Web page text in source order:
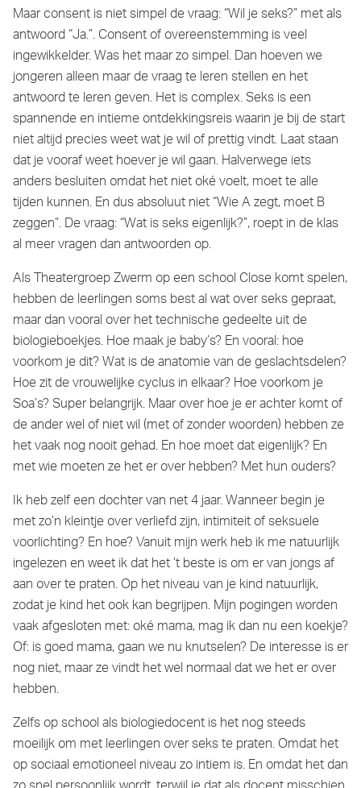
Maar consent is niet simpel de vraag: “Wil je seks?” met als
antwoord “Ja.”. Consent of overeenstemming is veel
ingewikkelder. Was het maar zo simpel. Dan hoeven we
jongeren alleen maar de vraag te leren stellen en het
antwoord te leren geven. Het is complex. Seks is een
spannende en intieme ontdekkingsreis waarin je bij de start
niet altijd precies weet wat je wil of prettig vindt. Laat staan
dat je vooraf weet hoever je wil gaan. Halverwege iets
anders besluiten omdat het niet oké voelt, moet te alle
tijden kunnen. En dus absoluut niet “Wie A zegt, moet B
zeggen”. De vraag: “Wat is seks eigenlijk?”, roept in de klas
al meer vragen dan antwoorden op.
Als Theatergroep Zwerm op een school Close komt spelen,
hebben de leerlingen soms best al wat over seks gepraat,
maar dan vooral over het technische gedeelte uit de
biologieboekjes. Hoe maak je baby’s? En vooral: hoe
voorkom je dit? Wat is de anatomie van de geslachtsdelen?
Hoe zit de vrouwelijke cyclus in elkaar? Hoe voorkom je
Soa’s? Super belangrijk. Maar over hoe je er achter komt of
de ander wel of niet wil (met of zonder woorden) hebben ze
het vaak nog nooit gehad. En hoe moet dat eigenlijk? En
met wie moeten ze het er over hebben? Met hun ouders?
Ik heb zelf een dochter van net 4 jaar. Wanneer begin je
met zo’n kleintje over verliefd zijn, intimiteit of seksuele
voorlichting? En hoe? Vanuit mijn werk heb ik me natuurlijk
ingelezen en weet ik dat het ’t beste is om er van jongs af
aan over te praten. Op het niveau van je kind natuurlijk,
zodat je kind het ook kan begrijpen. Mijn pogingen worden
vaak afgesloten met: oké mama, mag ik dan nu een koekje?
Of: is goed mama, gaan we nu knutselen? De interesse is er
nog niet, maar ze vindt het wel normaal dat we het er over
hebben.
Zelfs op school als biologiedocent is het nog steeds
moeilijk om met leerlingen over seks te praten. Omdat het
op sociaal emotioneel niveau zo intiem is. En omdat het dan